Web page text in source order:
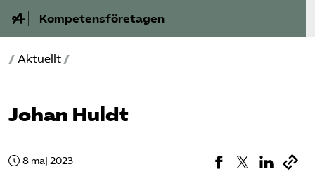
Kompetensföretagen
Aktuellt
/ Aktuellt /
Johan Huldt
8 maj 2023